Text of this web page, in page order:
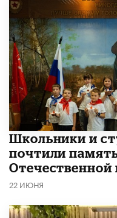
Школьники и
почтили
Отечественной
22 ИЮНЯ